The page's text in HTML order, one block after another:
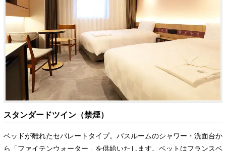
スタンダードツイン（禁煙）
ベッドが離れたセパレートタイプ。バスルームのシャワー・洗面台か
ら「ファイテンウォーター」を供給いたします。ベットはフランスベ